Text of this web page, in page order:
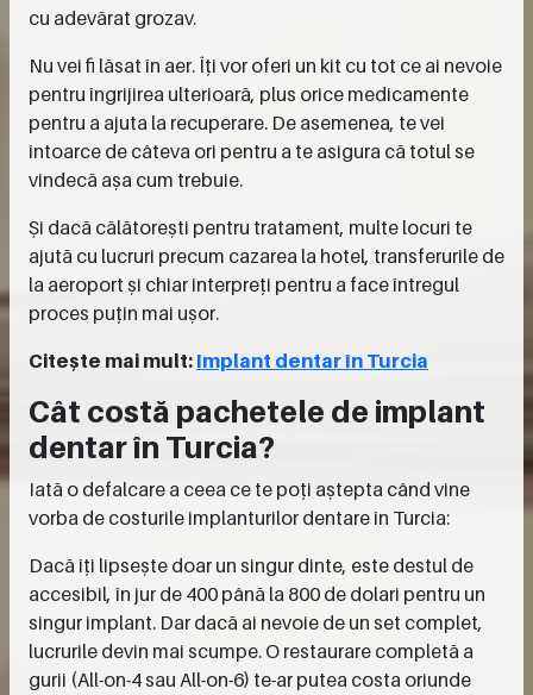
cu adevărat grozav.
Nu vei fi lăsat în aer. Îți vor oferi un kit cu tot ce ai nevoie
pentru îngrijirea ulterioară, plus orice medicamente
pentru a ajuta la recuperare. De asemenea, te vei
întoarce de câteva ori pentru a te asigura că totul se
vindecă așa cum trebuie.
Și dacă călătorești pentru tratament, multe locuri te
ajută cu lucruri precum cazarea la hotel, transferurile de
la aeroport și chiar interpreți pentru a face întregul
proces puțin mai ușor.
Citește mai mult: Implant dentar în Turcia
Cât costă pachetele de implant
dentar în Turcia?
Iată o defalcare a ceea ce te poți aștepta când vine
vorba de costurile implanturilor dentare în Turcia:
Dacă îți lipsește doar un singur dinte, este destul de
accesibil, în jur de 400 până la 800 de dolari pentru un
singur implant. Dar dacă ai nevoie de un set complet,
lucrurile devin mai scumpe. O restaurare completă a
gurii (All-on-4 sau All-on-6) te-ar putea costa oriunde